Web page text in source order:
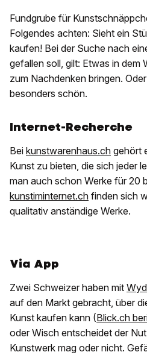
Fundgrube für
Folgendes achten: Sieht ein
kaufen! Bei der Suche nach
gefallen soll, gilt: Etwas in dem
zum Nachdenken bringen.
besonders schön.
Internet-Recherche
Bei kunstwarenhaus.ch gehört
Kunst zu bieten, die sich jeder
man auch schon Werke für 20
kunstiminternet.ch finden sich
qualitativ anständige Werke.
Via App
Zwei Schweizer haben mit
auf den Markt gebracht, über
Kunst kaufen kann (Blick.ch
oder Wisch entscheidet der
Kunstwerk mag oder nicht.